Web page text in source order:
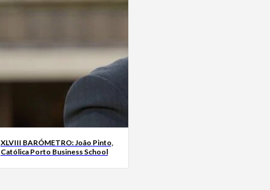
XLVIII BARÓMETRO: João Pinto,
Católica Porto Business School